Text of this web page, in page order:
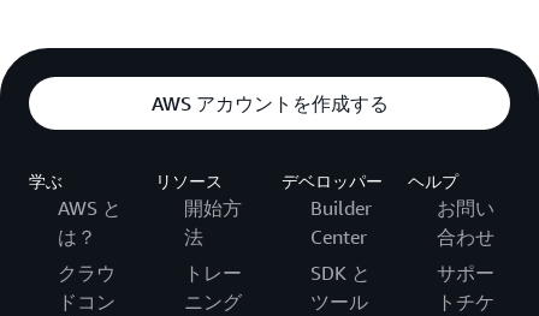
AWS アカウントを作成する
学ぶ
AWS と
は？
クラウ
ドコン
リソース
開始方
法
トレー
ニング
デベロッパー
Builder
Center
SDK と
ツール
ヘルプ
お問い
合わせ
サポー
トチケ